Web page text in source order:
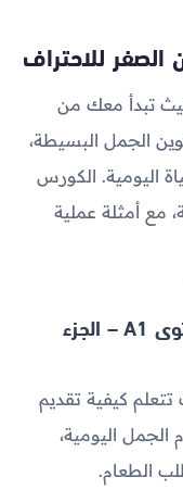
الصفر للاحتراف
تبدأ معك من
الجمل البسيطة،
اليومية. الكورس
مع أمثلة عملية
2- كورس تعلم اللغة الألمانية مستوى A1 – الجزء
كيفية تقديم
اليومية،
الطعام.